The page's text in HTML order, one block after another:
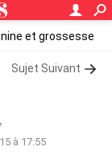
et grossesse
Sujet Suivant
à 17:55